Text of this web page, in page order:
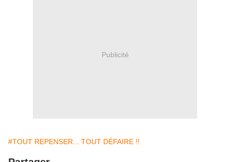
Publicité
#TOUT REPENSER... TOUT DÉFAIRE !!